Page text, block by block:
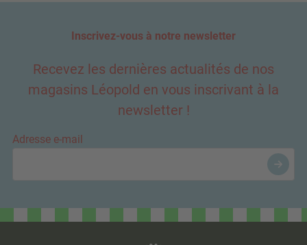
Inscrivez-vous à notre newsletter
Recevez les dernières actualités de nos
magasins Léopold en vous inscrivant à la
newsletter !
Adresse e-mail